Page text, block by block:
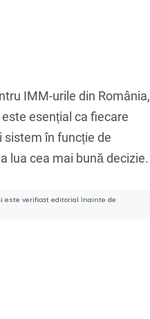
IMM-urile din România,
esențial ca fiecare
în funcție de
lua cea mai bună decizie.
verificat editorial înainte de